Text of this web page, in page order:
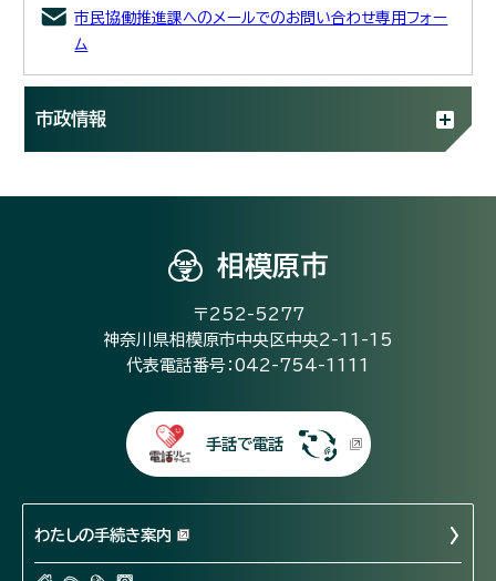
市民協働推進課へのメールでのお問い合わせ専用フォー
ム
市政情報
相模原市
〒252-5277
神奈川県相模原市中央区中央2-11-15
代表電話番号：042-754-1111
手話で電話
わたしの手続き案内